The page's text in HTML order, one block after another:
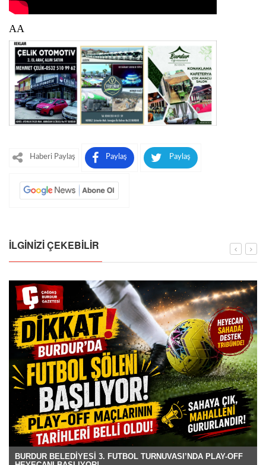
AA
Haberi Paylaş Paylaş Paylaş
İLGINIZI ÇEKEBILIR
BURDUR BELEDİYESİ 3. FUTBOL TURNUVASI’NDA PLAY-OFF